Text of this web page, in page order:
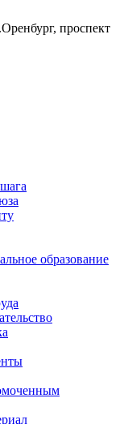
проспект
образование